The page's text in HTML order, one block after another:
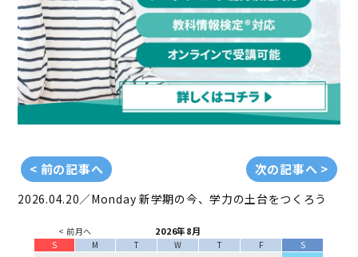
< 前の記事へ 次の記事へ >
2026.04.20／Monday 新学期の今、学力の土台をつくろう
< 前月へ 2026年8月
S M T W T F
S